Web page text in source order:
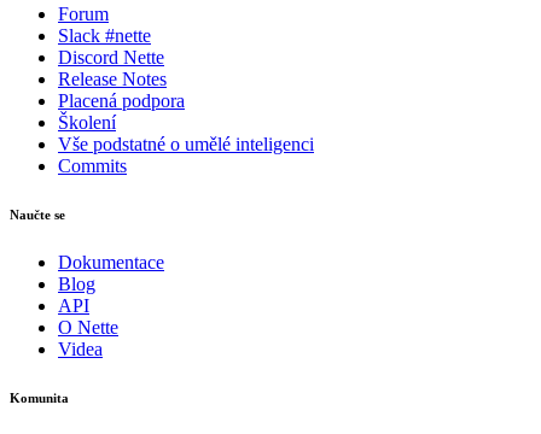
Forum
Slack #nette
Discord Nette
Release Notes
Placená podpora
Školení
Vše podstatné o umělé inteligenci
Commits
Naučte se
Dokumentace
Blog
API
O Nette
Videa
Komunita